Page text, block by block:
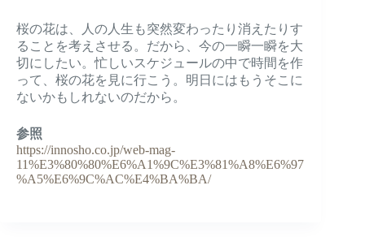
桜の花は、人の人生も突然変わったり消えたりす
ることを考えさせる。だから、今の一瞬一瞬を大
切にしたい。忙しいスケジュールの中で時間を作
って、桜の花を見に行こう。明日にはもうそこに
ないかもしれないのだから。
参照
https://innosho.co.jp/web-mag-
11%E3%80%80%E6%A1%9C%E3%81%A8%E6%97
%A5%E6%9C%AC%E4%BA%BA/